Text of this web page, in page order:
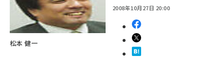
松本 健一
2008年10月27日 20:00